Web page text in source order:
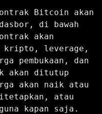
Bitcoin akan
di bawah
akan
kripto, leverage,
pembukaan, dan
akan ditutup
akan naik atau
atau
kapan saja.